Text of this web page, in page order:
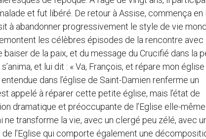
et fut libéré. De retour à Assise, commença en
à abandonner progressivement le style de vie
les célèbres épisodes de la rencontre avec
de la paix, et du message du Crucifié dans la
et lui dit : « Va, François, et répare mon église
dans l’église de Saint-Damien renferme un
appelé à réparer cette petite église, mais l’état de
dramatique et préoccupante de l’Eglise elle-
transforme la vie, avec un clergé peu zélé, avec
l’Eglise qui comporte également une